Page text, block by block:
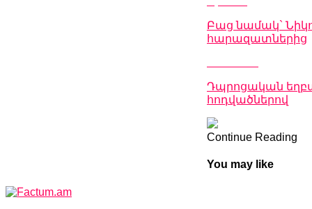
Բաց նամակ`
հարազատներից
Դպրոցական
հոդվածներով
Continue Reading
You may like